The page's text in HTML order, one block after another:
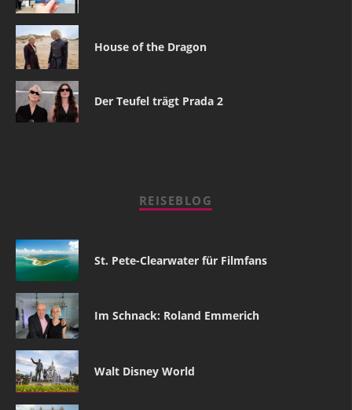
House of the Dragon
Der Teufel trägt Prada 2
REISEBLOG
St. Pete-Clearwater für Filmfans
Im Schnack: Roland Emmerich
Walt Disney World